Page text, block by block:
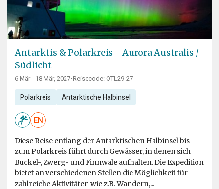
Antarktis & Polarkreis - Aurora Australis /
Südlicht
6 Mär - 18 Mär, 2027•Reisecode: OTL29-27
Polarkreis Antarktische Halbinsel
EN
Diese Reise entlang der Antarktischen Halbinsel bis
zum Polarkreis führt durch Gewässer, in denen sich
Buckel-, Zwerg- und Finnwale aufhalten. Die Expedition
bietet an verschiedenen Stellen die Möglichkeit für
zahlreiche Aktivitäten wie z.B. Wandern,...